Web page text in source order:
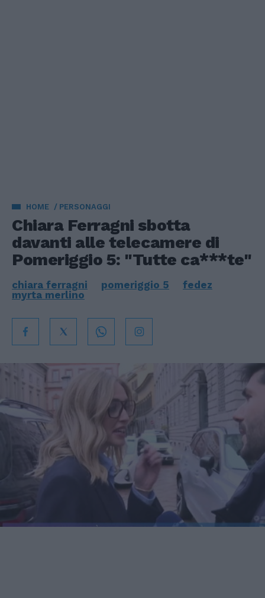
HOME PERSONAGGI
Chiara Ferragni sbotta
davanti alle telecamere di
Pomeriggio 5: "Tutte ca***te"
chiara ferragni pomeriggio 5
fedez
myrta merlino